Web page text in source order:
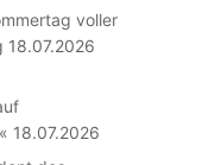
voller
18.07.2026
18.07.2026